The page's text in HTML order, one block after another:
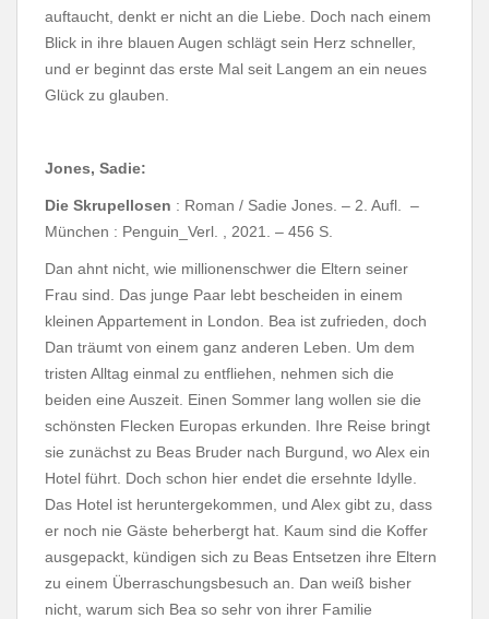
auftaucht, denkt er nicht an die Liebe. Doch nach einem
Blick in ihre blauen Augen schlägt sein Herz schneller,
und er beginnt das erste Mal seit Langem an ein neues
Glück zu glauben.
Jones, Sadie:
Die Skrupellosen : Roman / Sadie Jones. – 2. Aufl. –
München : Penguin_Verl. , 2021. – 456 S.
Dan ahnt nicht, wie millionenschwer die Eltern seiner
Frau sind. Das junge Paar lebt bescheiden in einem
kleinen Appartement in London. Bea ist zufrieden, doch
Dan träumt von einem ganz anderen Leben. Um dem
tristen Alltag einmal zu entfliehen, nehmen sich die
beiden eine Auszeit. Einen Sommer lang wollen sie die
schönsten Flecken Europas erkunden. Ihre Reise bringt
sie zunächst zu Beas Bruder nach Burgund, wo Alex ein
Hotel führt. Doch schon hier endet die ersehnte Idylle.
Das Hotel ist heruntergekommen, und Alex gibt zu, dass
er noch nie Gäste beherbergt hat. Kaum sind die Koffer
ausgepackt, kündigen sich zu Beas Entsetzen ihre Eltern
zu einem Überraschungsbesuch an. Dan weiß bisher
nicht, warum sich Bea so sehr von ihrer Familie